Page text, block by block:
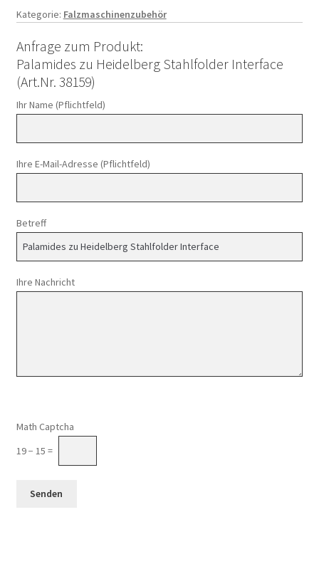
Kategorie: Falzmaschinenzubehör
Anfrage zum Produkt:
Palamides zu Heidelberg Stahlfolder Interface
(Art.Nr. 38159)
Ihr Name (Pflichtfeld)
Ihre E-Mail-Adresse (Pflichtfeld)
Betreff
Ihre Nachricht
Math Captcha
19 − 15 =